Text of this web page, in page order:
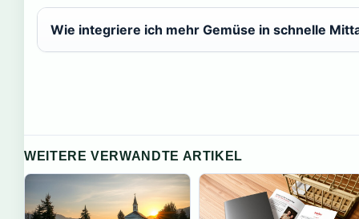
Wie integriere ich mehr Gemüse in schnelle
WEITERE VERWANDTE ARTIKEL